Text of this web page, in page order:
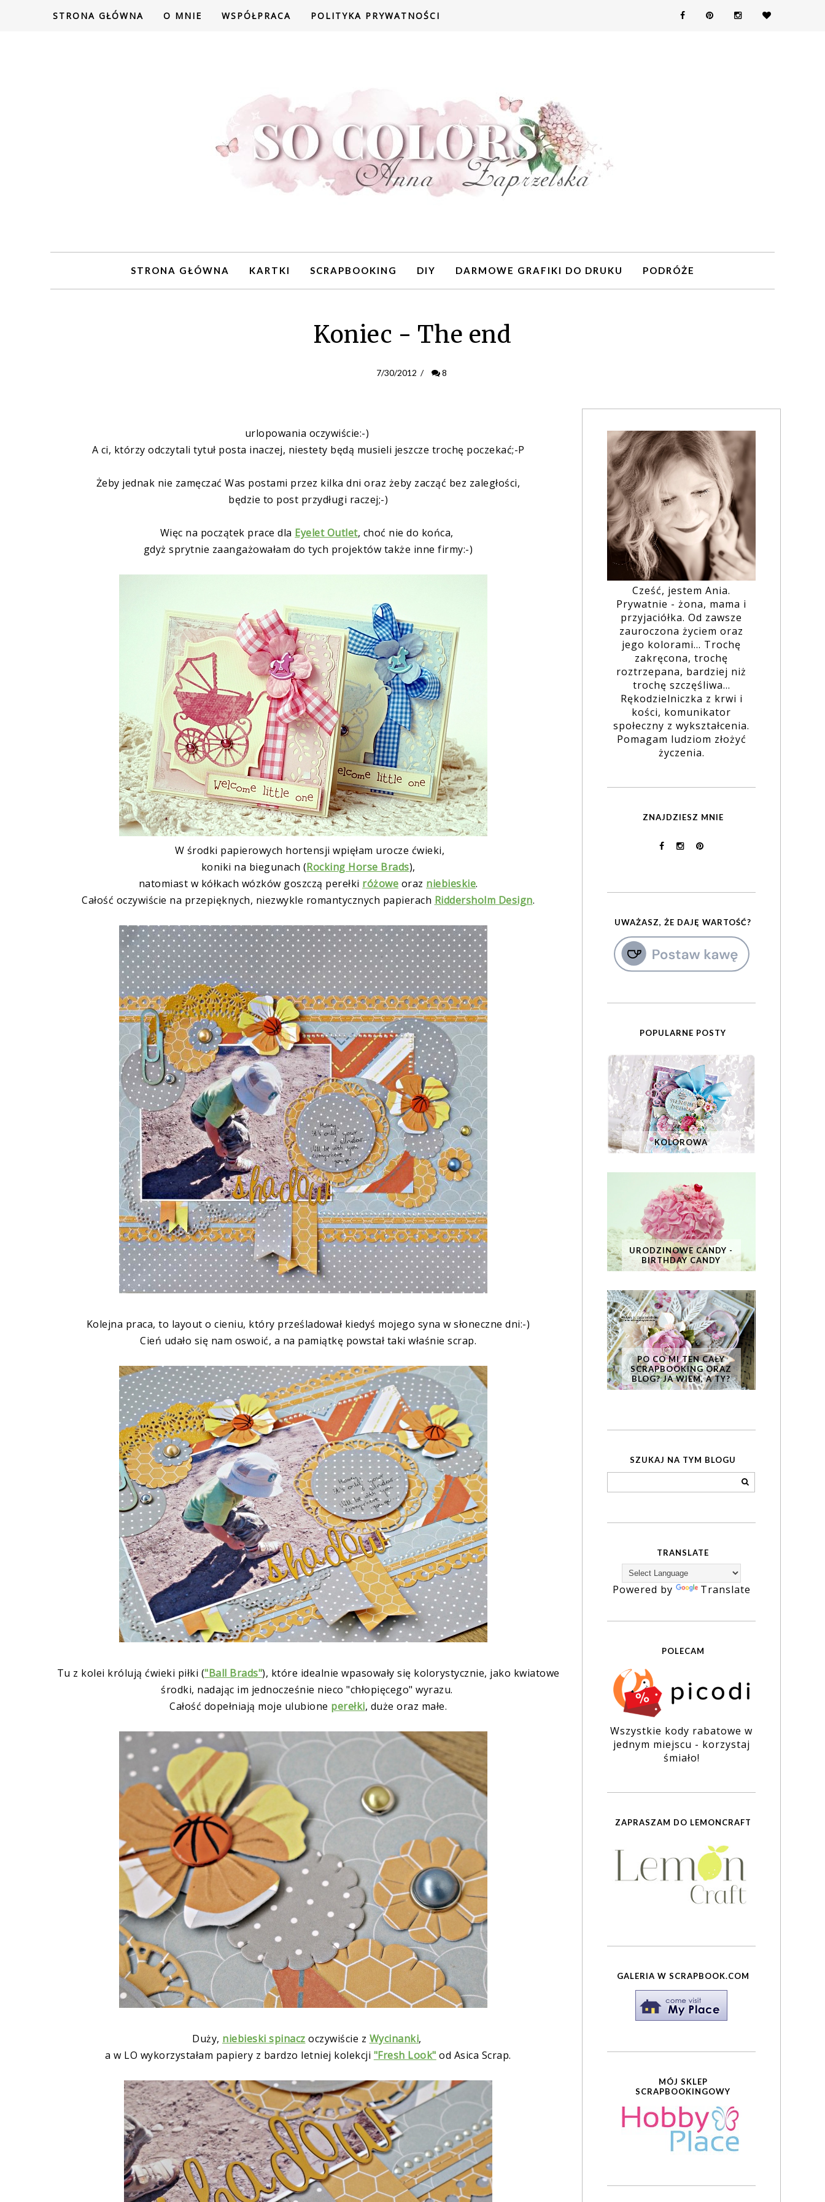
STRONA GŁÓWNA O MNIE WSPÓŁPRACA POLITYKA PRYWATNOŚCI
STRONA GŁÓWNA KARTKI SCRAPBOOKING DIY DARMOWE GRAFIKI DO DRUKU PODRÓŻE
Koniec - The end
7/30/2012 / 8
urlopowania oczywiście:-)
A ci, którzy odczytali tytuł posta inaczej, niestety będą musieli jeszcze trochę poczekać;-P
Żeby jednak nie zamęczać Was postami przez kilka dni oraz żeby zacząć bez zaległości,
będzie to post przydługi raczej;-)
Więc na początek prace dla Eyelet Outlet, choć nie do końca,
gdyż sprytnie zaangażowałam do tych projektów także inne firmy:-)
W środki papierowych hortensji wpięłam urocze ćwieki,
koniki na biegunach (Rocking Horse Brads),
natomiast w kółkach wózków goszczą perełki różowe oraz niebieskie.
Całość oczywiście na przepięknych, niezwykle romantycznych papierach Riddersholm Design.
Kolejna praca, to layout o cieniu, który prześladował kiedyś mojego syna w słoneczne dni:-)
Cień udało się nam oswoić, a na pamiątkę powstał taki właśnie scrap.
Tu z kolei królują ćwieki piłki ("Ball Brads"), które idealnie wpasowały się kolorystycznie, jako kwiatowe
środki, nadając im jednocześnie nieco "chłopięcego" wyrazu.
Całość dopełniają moje ulubione perełki, duże oraz małe.
Duży, niebieski spinacz oczywiście z Wycinanki,
a w LO wykorzystałam papiery z bardzo letniej kolekcji "Fresh Look" od Asica Scrap.
Cześć, jestem Ania.
Prywatnie - żona, mama i
przyjaciółka. Od zawsze
zauroczona życiem oraz
jego kolorami... Trochę
zakręcona, trochę
roztrzepana, bardziej niż
trochę szczęśliwa...
Rękodzielniczka z krwi i
kości, komunikator
społeczny z wykształcenia.
Pomagam ludziom złożyć
życzenia.
ZNAJDZIESZ MNIE
UWAŻASZ, ŻE DAJĘ WARTOŚĆ?
POPULARNE POSTY
KOLOROWA
URODZINOWE CANDY -
BIRTHDAY CANDY
PO CO MI TEN CAŁY
SCRAPBOOKING ORAZ
BLOG? JA WIEM, A TY?
SZUKAJ NA TYM BLOGU
TRANSLATE
Powered by Translate
POLECAM
Wszystkie kody rabatowe w
jednym miejscu - korzystaj
śmiało!
ZAPRASZAM DO LEMONCRAFT
GALERIA W SCRAPBOOK.COM
MÓJ SKLEP
SCRAPBOOKINGOWY